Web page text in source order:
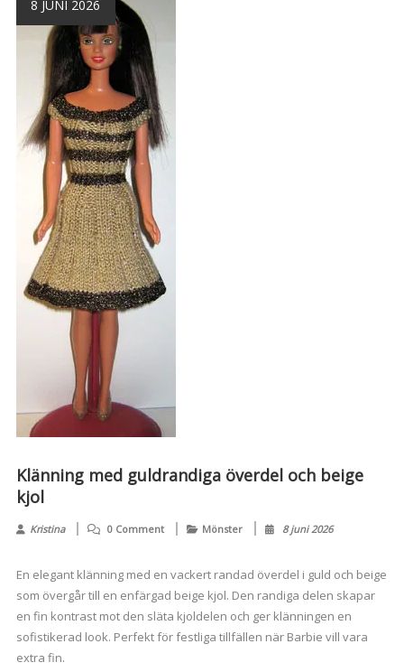
8 JUNI 2026
Klänning med guldrandiga överdel och beige
kjol
Kristina 0 Comment Mönster 8 juni 2026
En elegant klänning med en vackert randad överdel i guld och beige
som övergår till en enfärgad beige kjol. Den randiga delen skapar
en fin kontrast mot den släta kjoldelen och ger klänningen en
sofistikerad look. Perfekt för festliga tillfällen när Barbie vill vara
extra fin.